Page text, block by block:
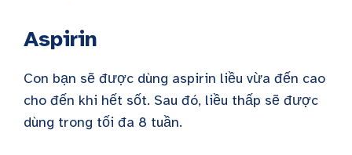
Aspirin
Con bạn sẽ được dùng aspirin liều vừa đến cao
cho đến khi hết sốt. Sau đó, liều thấp sẽ được
dùng trong tối đa 8 tuần.